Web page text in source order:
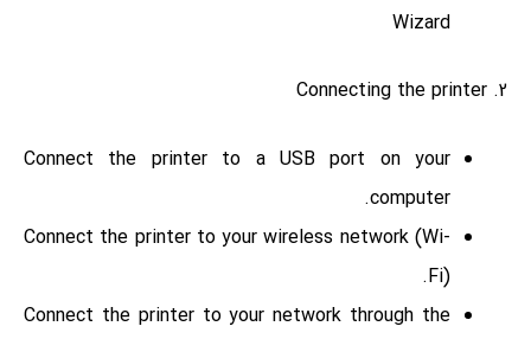
Wizard
2. Connecting the printer
Connect the printer to a USB port on your
computer.
Connect the printer to your wireless network (Wi-
Fi).
Connect the printer to your network through the